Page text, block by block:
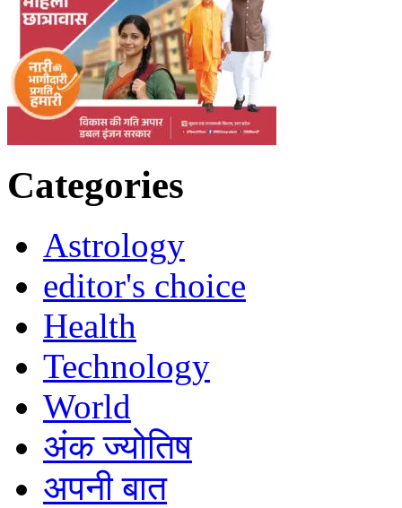
Categories
Astrology
editor's choice
Health
Technology
World
अंक ज्योतिष
अपनी बात